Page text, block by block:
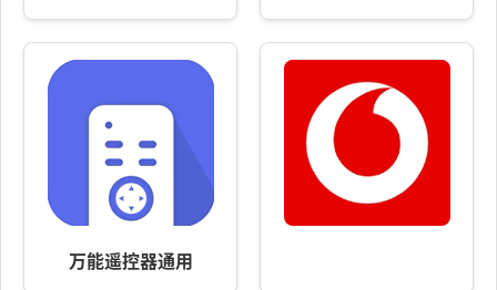
万能遥控器通用